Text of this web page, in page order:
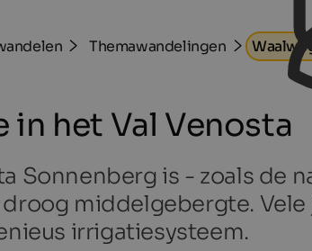
Themawandelingen
in het Val Venosta
Sonnenberg is - zoals de
middelgebergte.
irrigatiesysteem.